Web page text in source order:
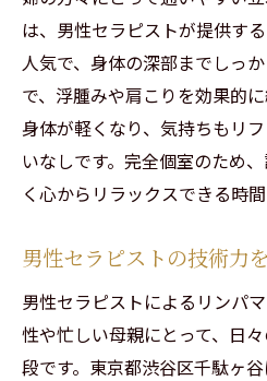
は、男性セラピストが提供す
人気で、身体の深部までしっ
で、浮腫みや肩こりを効果的
身体が軽くなり、気持ちもリ
いなしです。完全個室のため
く心からリラックスできる時間
男性セラピストの技術力
男性セラピストによるリンパ
性や忙しい母親にとって、日
段です。東京都渋谷区千駄ヶ谷